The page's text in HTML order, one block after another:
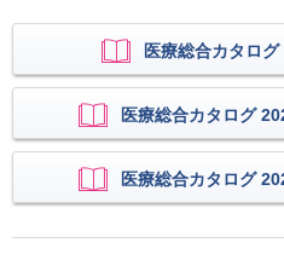
医療総合カタロ
医療総合カタログ
医療総合カタログ